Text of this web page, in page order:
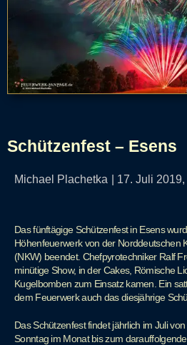
Schützenfest – Esens
Michael Plachetka 17. Juli 2019,
Das fünftägige Schützenfest in Esens
Höhenfeuerwerk von der Norddeutschen
(NKW) beendet. Chefpyrotechniker Ralf
minütige Show, in der Cakes, Römische
Kugelbomben zum Einsatz kamen. Ein
dem Feuerwerk auch das diesjährige
Das Schützenfest findet jährlich im Juli
Sonntag im Monat bis zum